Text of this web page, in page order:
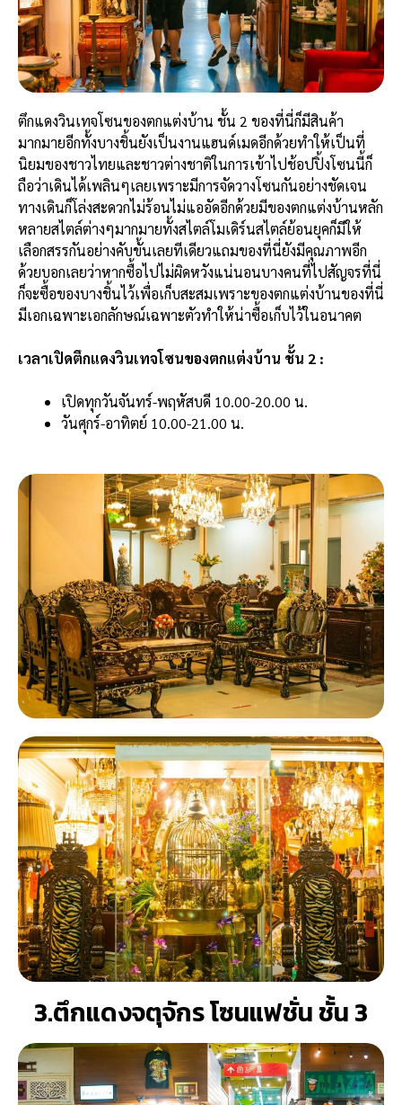
ตึกแดงวินเทจโซนของตกแต่งบ้าน ชั้น 2 ของที่นี่ก็มีสินค้า
มากมายอีกทั้งบางชิ้นยังเป็นงานแฮนด์เมดอีกด้วยทำให้เป็นที่
นิยมของชาวไทยและชาวต่างชาติในการเข้าไปช้อปปิ้งโซนนี้ก็
ถือว่าเดินได้เพลินๆเลยเพราะมีการจัดวางโซนกันอย่างชัดเจน
ทางเดินก็โล่งสะดวกไม่ร้อนไม่แออัดอีกด้วยมีของตกแต่งบ้านหลัก
หลายสไตล์ต่างๆมากมายทั้งสไตล์โมเดิร์นสไตล์ย้อนยุคก็มีให้
เลือกสรรกันอย่างคับขั้นเลยทีเดียวแถมของที่นี่ยังมีคุณภาพอีก
ด้วยบอกเลยว่าหากซื้อไปไม่ผิดหวังแน่นอนบางคนที่ไปสัญจรที่นี่
ก็จะซื้อของบางชิ้นไว้เพื่อเก็บสะสมเพราะของตกแต่งบ้านของที่นี่
มีเอกเฉพาะเอกลักษณ์เฉพาะตัวทำให้น่าซื้อเก็บไว้ในอนาคต
เวลาเปิดตึกแดงวินเทจโซนของตกแต่งบ้าน ชั้น 2 :
เปิดทุกวันจันทร์-พฤหัสบดี 10.00-20.00 น.
วันศุกร์-อาทิตย์ 10.00-21.00 น.
3.ตึกแดงจตุจักร โซนแฟชั่น ชั้น 3